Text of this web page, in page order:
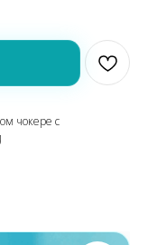
чокере с